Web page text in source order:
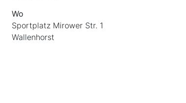
Wo
Sportplatz Mirower Str. 1
Wallenhorst